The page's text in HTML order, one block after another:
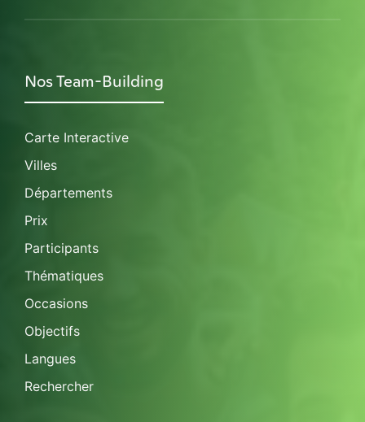
Nos Team-Building
Carte Interactive
Villes
Départements
Prix
Participants
Thématiques
Occasions
Objectifs
Langues
Rechercher